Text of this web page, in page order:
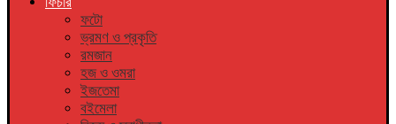
ফটো
ভ্রমণ ও প্রকৃতি
রমজান
হজ ও ওমরা
ইজতেমা
বইমেলা